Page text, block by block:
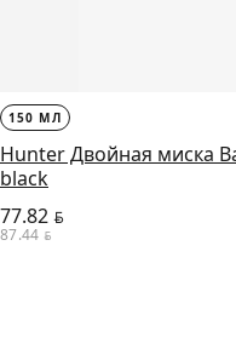
150 МЛ
Hunter Двойная миска
black
77.82 BYN
87.44 BYN